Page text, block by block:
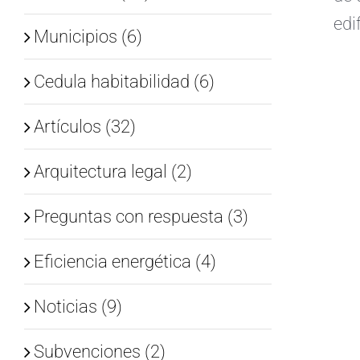
Municipios (6)
Cedula habitabilidad (6)
Artículos (32)
Arquitectura legal (2)
Preguntas con respuesta (3)
Eficiencia energética (4)
Noticias (9)
Subvenciones (2)